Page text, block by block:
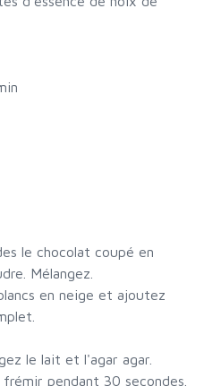
le chocolat coupé en
Mélangez.
en neige et ajoutez
le lait et l'agar agar.
pendant 30 secondes.